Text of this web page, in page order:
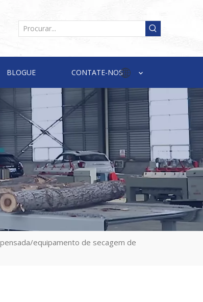
BLOGUE CONTATE-NOS
equipamento de secagem de